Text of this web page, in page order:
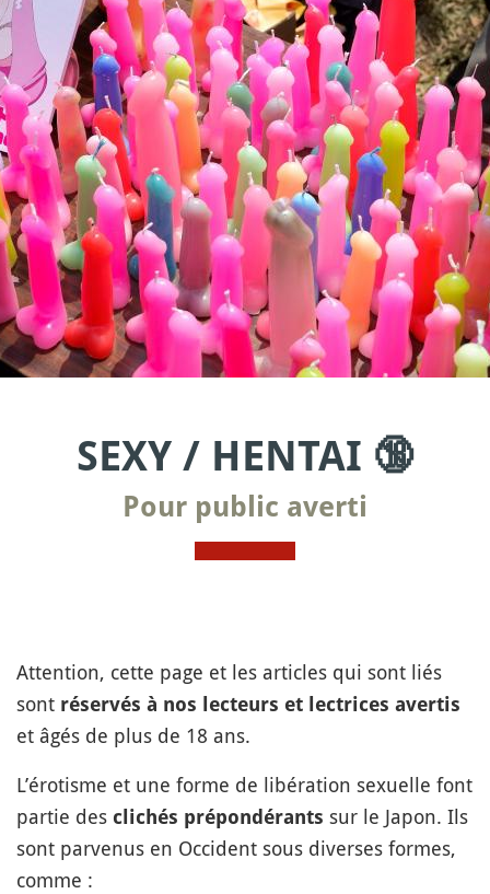
SEXY / HENTAI 🔞
Pour public averti
Attention, cette page et les articles qui sont liés
sont réservés à nos lecteurs et lectrices avertis
et âgés de plus de 18 ans.
L’érotisme et une forme de libération sexuelle font
partie des clichés prépondérants sur le Japon. Ils
sont parvenus en Occident sous diverses formes,
comme :